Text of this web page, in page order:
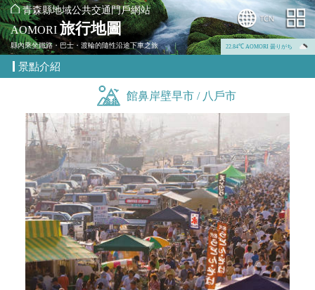
青森縣地域公共交通門戶網站
AOMORI 旅行地圖
縣內乘坐鐵路・巴士・渡輪的隨性沿途下車之旅 22.84℃ AOMORI 曇りがち
景點介紹
館鼻岸壁早市 / 八戶市